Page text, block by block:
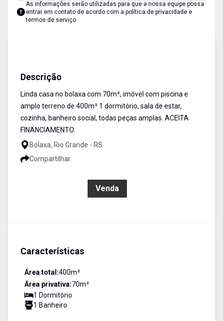
As informações serão utilizadas para que a nossa equipe possa
entrar em contato de acordo com a política de privacidade e
termos de serviço
Descrição
Linda casa no bolaxa com 70m², imóvel com piscina e
amplo terreno de 400m² 1 dormitório, sala de estar,
cozinha, banheiro social, todas peças amplas. ACEITA
FINANCIAMENTO.
Bolaxa, Rio Grande - RS
Compartilhar
Venda
Características
Área total:400m²
Área privativa:70m²
1 Dormitório
1 Banheiro